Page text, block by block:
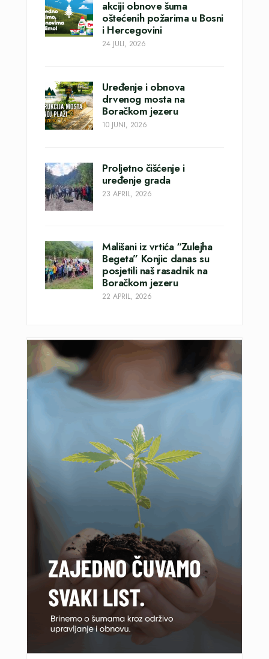
akciji obnove šuma
oštećenih požarima u Bosni
i Hercegovini
24 JULI, 2026
Uređenje i obnova
drvenog mosta na
Boračkom jezeru
10 JUNI, 2026
Proljetno čišćenje i
uređenje grada
23 APRIL, 2026
Mališani iz vrtića “Zulejha
Begeta” Konjic danas su
posjetili naš rasadnik na
Boračkom jezeru
22 APRIL, 2026